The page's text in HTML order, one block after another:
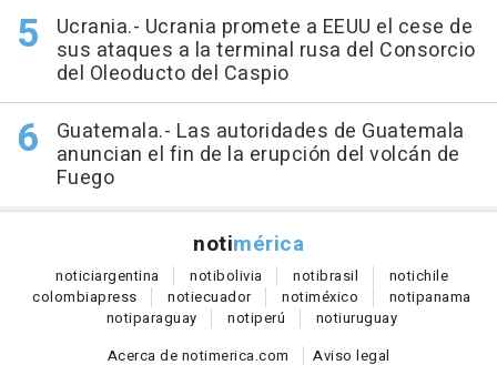
Ucrania.- Ucrania promete a EEUU el cese de
sus ataques a la terminal rusa del Consorcio
del Oleoducto del Caspio
Guatemala.- Las autoridades de Guatemala
anuncian el fin de la erupción del volcán de
Fuego
notimérica
noticiargentina notibolivia notibrasil notichile
colombiapress notiecuador notiméxico notipanama
notiparaguay notiperú notiuruguay
Acerca de notimerica.com
Aviso legal